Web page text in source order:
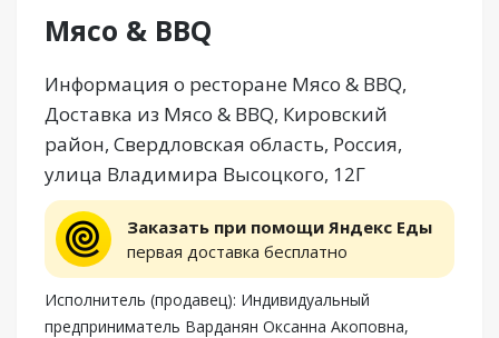
Мясо & BBQ
Информация о ресторане Мясо & BBQ,
Доставка из Мясо & BBQ, Кировский
район, Свердловская область, Россия,
улица Владимира Высоцкого, 12Г
Заказать при помощи Яндекс Еды
первая доставка бесплатно
Исполнитель (продавец): Индивидуальный
предприниматель Варданян Оксанна Акоповна,